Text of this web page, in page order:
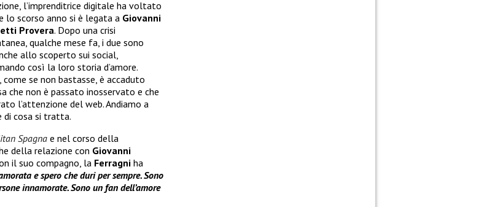
l’imprenditrice digitale ha voltato
lo scorso anno si è legata a Giovanni
Provera. Dopo una crisi
qualche mese fa, i due sono
allo scoperto sui social,
così la loro storia d’amore.
come se non bastasse, è accaduto
che non è passato inosservato e che
l’attenzione del web. Andiamo a
di cosa si tratta.
Spagnae nel corso della
della relazione con Giovanni
il suo compagno, la Ferragni ha
e spero che duri per sempre. Sono
innamorate. Sono un fan dell’amore